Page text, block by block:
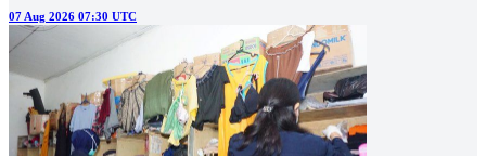
07 Aug 2026 07:30 UTC